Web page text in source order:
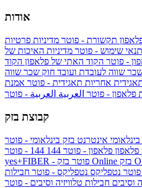
אודות
תקשורת - פוטר מדיניות פרטיות
שימוש - פוטר מדיניות האיכות של
- פוטר הקוד האתי של פלאפון הקוד
שווה לעובדת ועובד חוק שכר שווה
אחריות תאגידית - פוטר אמנת
פלאפון - פוטר العربية العربية - פוטר
קבוצת בזק
אינטרנט בזק בינלאומי - פוטר
פלאפון פלאפון - פוטר 144
yes+FIBER - פוטר בזק Online
פוטר נטפליקס נטפליקס - פוטר חבילות
וסיבים חבילות טלוויזיה וסיבים - פוטר